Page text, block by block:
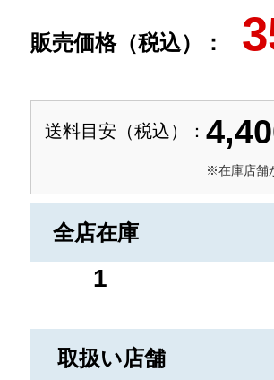
販売価格（税込）：
送料目安（税込）：
※在庫店舗
全店在庫
1
取扱い店舗